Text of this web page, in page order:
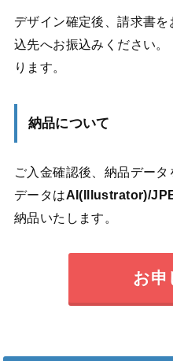
デザイン確定後、請求書
込先へお振込みください。
ります。
納品について
ご入金確認後、納品デー
データはAI(Illustrator)/
納品いたします。
お申